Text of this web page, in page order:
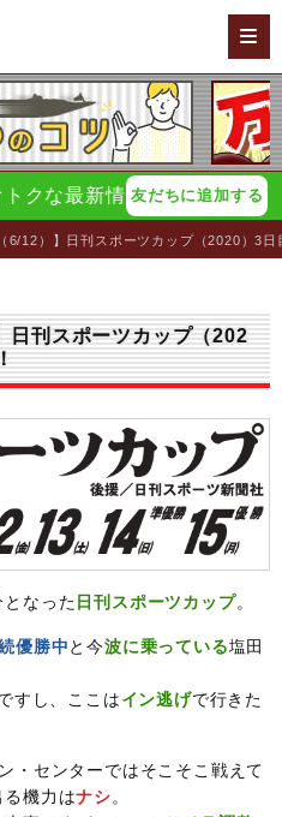
新情報をイチ早く配信！
友だちに追加する
6/12）】日刊スポーツカップ（2020）3
日刊スポーツカップ（202
なった 日刊スポーツカップ。
優勝中と今波に乗っている塩田
すし、ここはイン逃げで行きた
・センターではそこそこ戦えて
る機力はナシ。